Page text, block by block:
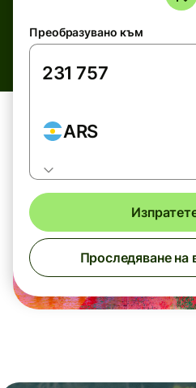
Преобразувано към
ARS
Проследяване на